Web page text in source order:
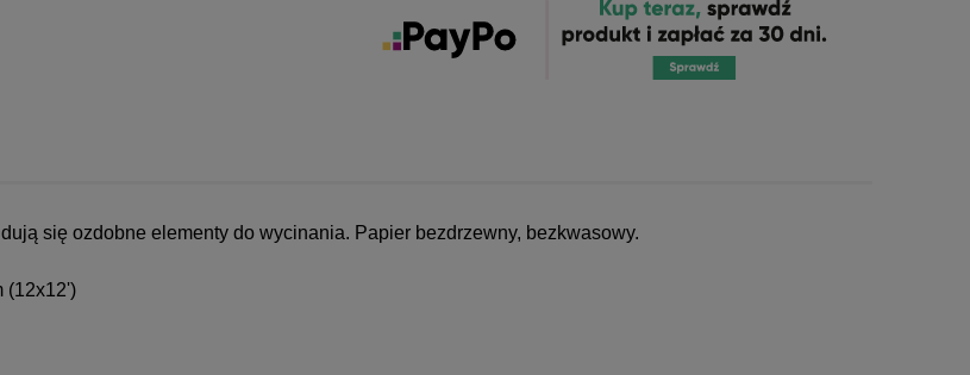
się ozdobne elementy do wycinania. Papier bezdrzewny, bezkwasowy.
(12x12')